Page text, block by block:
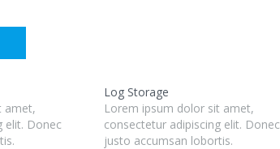
amet,
elit. Donec
Log Storage
Lorem ipsum dolor sit amet,
consectetur adipiscing elit. Donec
justo accumsan lobortis.